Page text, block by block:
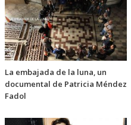
La embajada de la luna, un
documental de Patricia Méndez
Fadol